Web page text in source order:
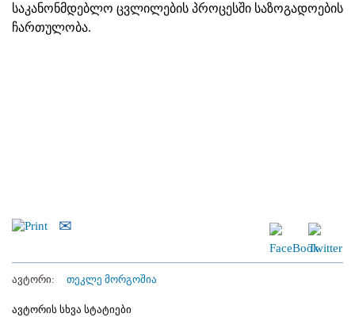
საკანონმდებლო ცვლილების პროცესში საზოგადოების
ჩართულობა.
ავტორი: თეკლე მორგოშია
ავტორის სხვა სტატიები